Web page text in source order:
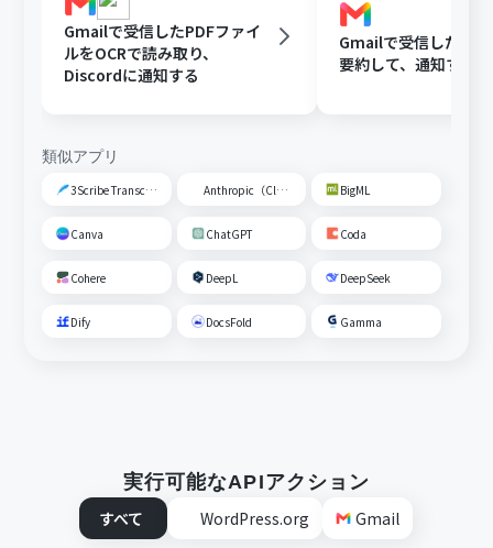
Gmailで受信したPDFファイ
ルをOCRで読み取り、
Discordに通知する
Gmailで受信した内
要約して、通知する
類似アプリ
3Scribe Transcription Anthropic（Claude） BigML
Canva ChatGPT Coda
Cohere DeepL DeepSeek
Dify DocsFold Gamma
実行可能なAPIアクション
すべて
WordPress.org Gmail